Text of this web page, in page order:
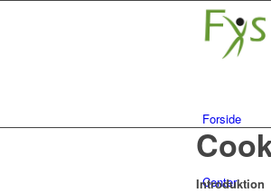
Forside
Center
Introduktion